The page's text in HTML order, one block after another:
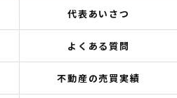
代表あいさつ
よくある質問
不動産の売買実績